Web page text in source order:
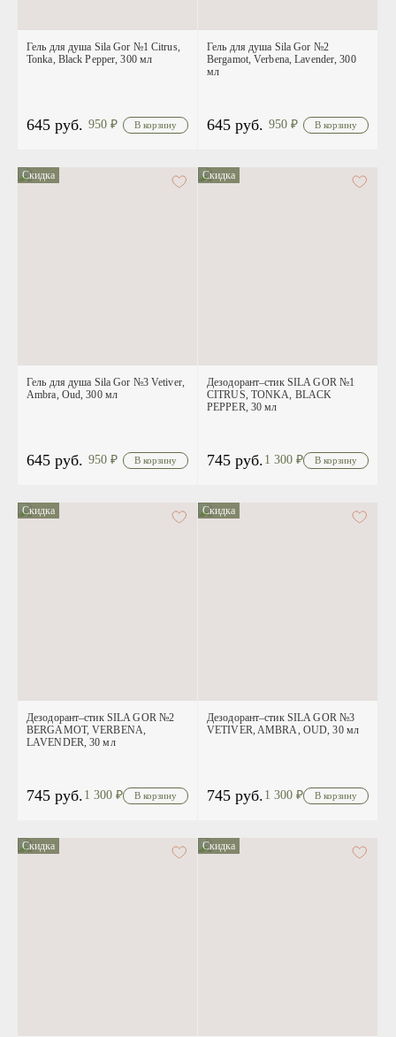
Гель для душа Sila Gor №1 Citrus,
Tonka, Black Pepper, 300 мл
645 руб. 950 ₽
Гель для душа Sila Gor №2
Bergamot, Verbena, Lavender, 300
мл
645 руб. 950 ₽
Скидка
Гель для душа Sila Gor №3 Vetiver,
Ambra, Oud, 300 мл
645 руб. 950 ₽
Скидка
Дезодорант–стик SILA GOR №1
CITRUS, TONKA, BLACK
PEPPER, 30 мл
745 руб. 1 300 ₽
Скидка
Дезодорант–стик SILA GOR №2
BERGAMOT, VERBENA,
LAVENDER, 30 мл
745 руб. 1 300 ₽
Скидка
Дезодорант–стик SILA GOR №3
VETIVER, AMBRA, OUD, 30 мл
745 руб. 1 300 ₽
Скидка Скидка